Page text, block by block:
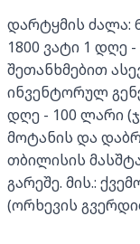
დარტყმის ძალა:
1800 ვატი 1 დღე
შეთანხმებით
ინვენტორულ
დღე - 100 ლარი
მოტანის და
თბილისის
გარეშე. მის.:
(ორხევის